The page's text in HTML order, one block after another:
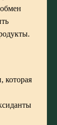
которая